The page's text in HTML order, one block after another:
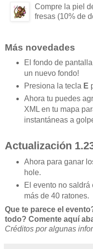
Compre la piel
fresas (10% de
Más novedades
El fondo de
un nuevo fondo!
Presiona la tecla E
Ahora tu puedes
XML en tu mapa
instantáneas a
Actualización
Ahora para ganar
hole.
El evento no
más de 40 ratones.
Que te parece el
todo? Comente aquí
Créditos por algunas